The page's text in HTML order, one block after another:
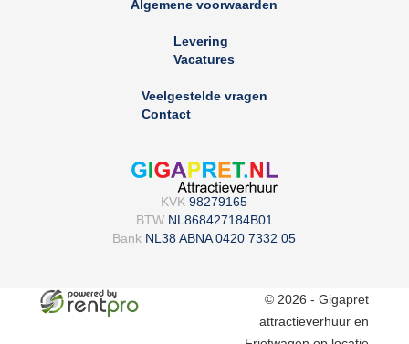
Algemene voorwaarden
Levering
Vacatures
Veelgestelde vragen
Contact
KVK 98279165
BTWNL868427184B01
Bank NL38 ABNA 0420 7332 05
© 2026 - Gigapret
attractieverhuur en